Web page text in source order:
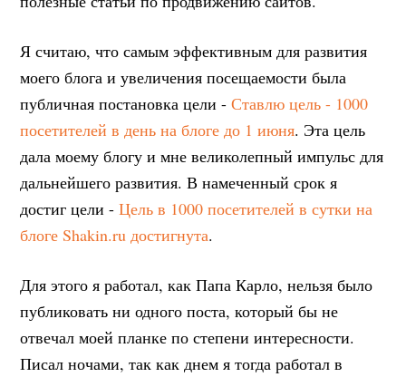
Я считаю, что самым эффективным для развития
моего блога и увеличения посещаемости была
публичная постановка цели -Ставлю цель - 1000
посетителей в день на блоге до 1 июня. Эта цель
дала моему блогу и мне великолепный импульс для
дальнейшего развития. В намеченный срок я
достиг цели -Цель в 1000 посетителей в сутки на
блоге Shakin.ru достигнута.
Для этого я работал, как Папа Карло, нельзя было
публиковать ни одного поста, который бы не
отвечал моей планке по степени интересности.
Писал ночами, так как днем я тогда работал в